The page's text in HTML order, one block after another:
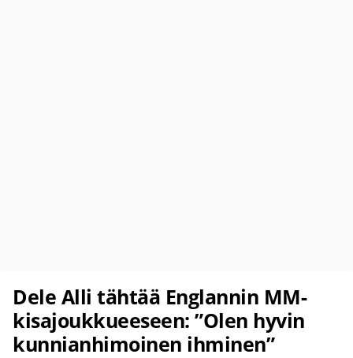
Dele Alli tähtää Englannin MM-
kisajoukkueeseen: ”Olen hyvin
kunnianhimoinen ihminen”